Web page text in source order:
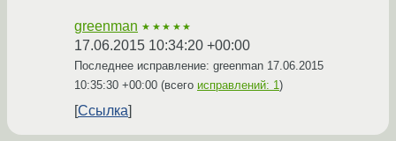
greenman ★★★★★
17.06.2015 10:34:20 +00:00
Последнее исправление: greenman 17.06.2015
10:35:30 +00:00 (всего исправлений: 1)
Ссылка